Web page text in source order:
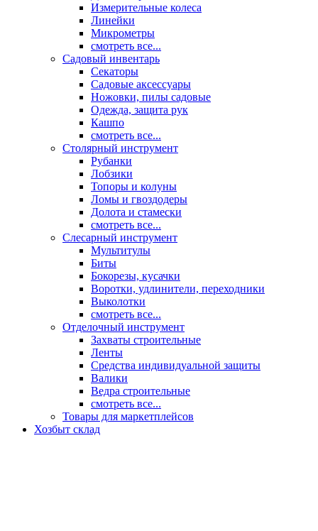
Измерительные колеса
Линейки
Микрометры
смотреть все...
Садовый инвентарь
Секаторы
Садовые аксессуары
Ножовки, пилы садовые
Одежда, защита рук
Кашпо
смотреть все...
Столярный инструмент
Рубанки
Лобзики
Топоры и колуны
Ломы и гвоздодеры
Долота и стамески
смотреть все...
Слесарный инструмент
Мультитулы
Биты
Бокорезы, кусачки
Воротки, удлинители, переходники
Выколотки
смотреть все...
Отделочный инструмент
Захваты строительные
Ленты
Средства индивидуальной защиты
Валики
Ведра строительные
смотреть все...
Товары для маркетплейсов
Хозбыт склад